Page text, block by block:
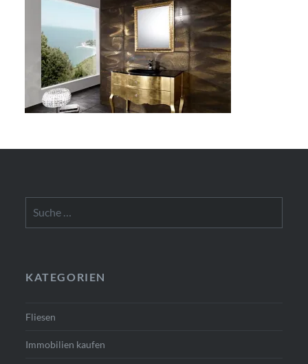
nach:
KATEGORIEN
Fliesen
Immobilien kaufen